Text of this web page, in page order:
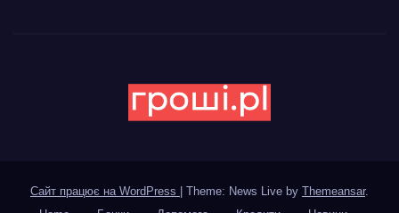
Сайт працює на WordPress Theme: News Live by Themeansar.